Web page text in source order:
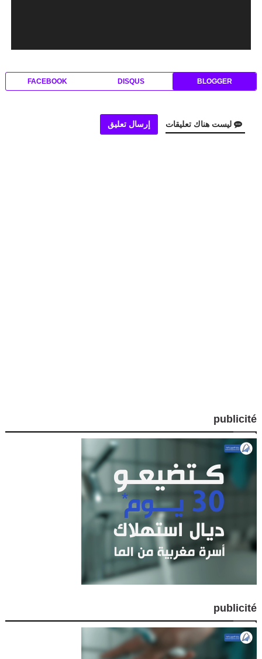
BLOGGER
DISQUS
FACEBOOK
ليست هناك تعليقات إرسال تعليق
publicité
publicité